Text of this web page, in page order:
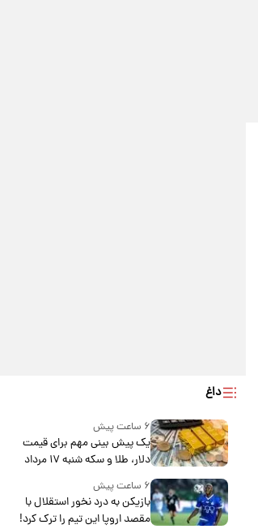
داغ
۶ ساعت پیش
یک پیش ‌بینی مهم برای قیمت
دلار، طلا و سکه شنبه ۱۷ مرداد
۱۴۰۵
۶ ساعت پیش
بازیکن به درد نخور استقلال با
مقصد اروپا این تیم را ترک کرد!